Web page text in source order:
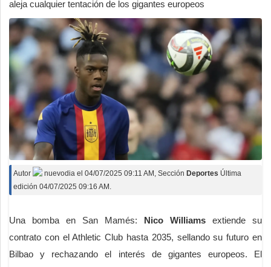
aleja cualquier tentación de los gigantes europeos
Autor nuevodia el 04/07/2025 09:11 AM , Sección Deportes Última
edición 04/07/2025 09:16 AM.
Una bomba en San Mamés: Nico Williams extiende su
contrato con el Athletic Club hasta 2035, sellando su futuro en
Bilbao y rechazando el interés de gigantes europeos. El